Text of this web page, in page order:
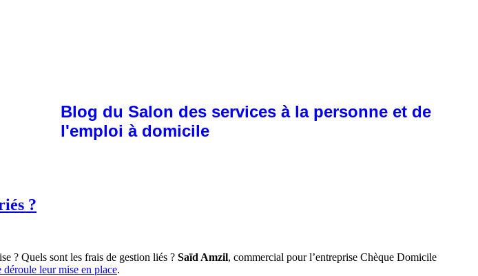
Blog du Salon des services à la personne et de
l'emploi à domicile
?
? Quels sont les frais de gestion liés ? Saïd Amzil, commercial pour l’entreprise Chèque Domicile
déroule leur mise en place.